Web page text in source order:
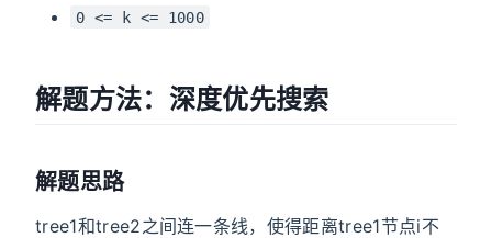
0 <= k <= 1000
解题方法：深度优先搜索
解题思路
tree1和tree2之间连一条线，使得距离tree1节点i不